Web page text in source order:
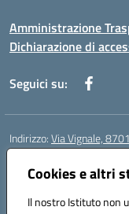
Cookies e altri
Il nostro Istituto non
Amministrazione
Dichiarazione di
Seguici su:
Indirizzo:Via Vignale,
Centralino:
Posta elettronica
Codice fiscale: